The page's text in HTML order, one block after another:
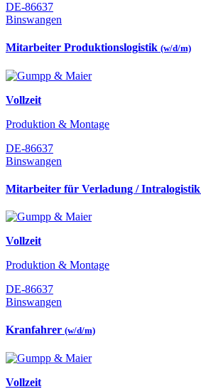
DE-86637
Binswangen
Mitarbeiter Produktionslogistik (w/d/m)
Vollzeit
Produktion & Montage
DE-86637
Binswangen
Mitarbeiter für Verladung / Intralogistik
Vollzeit
Produktion & Montage
DE-86637
Binswangen
Kranfahrer (w/d/m)
Vollzeit